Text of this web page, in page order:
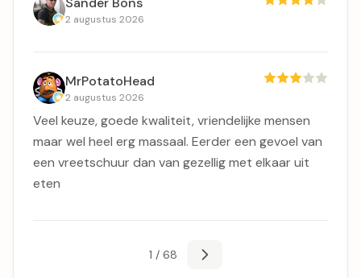
2 augustus 2026
MrPotatoHead
2 augustus 2026
Veel keuze, goede kwaliteit, vriendelijke mensen
maar wel heel erg massaal. Eerder een gevoel van
een vreetschuur dan van gezellig met elkaar uit
eten
1 / 68